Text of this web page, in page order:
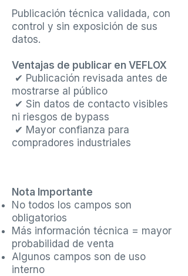
Publicación técnica validada, con
control y sin exposición de sus
datos.
Ventajas de publicar en VEFLOX
✔ Publicación revisada antes de
mostrarse al público
✔ Sin datos de contacto visibles
ni riesgos de bypass
✔ Mayor confianza para
compradores industriales
Nota Importante
No todos los campos son
obligatorios
Más información técnica = mayor
probabilidad de venta
Algunos campos son de uso
interno